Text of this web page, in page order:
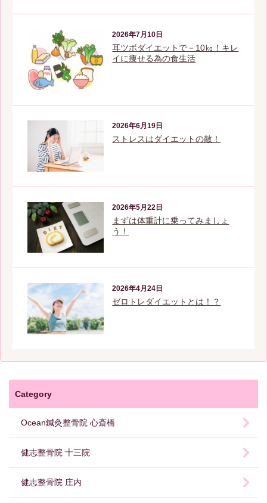
2026年7月10日
耳ツボダイエットで－10㎏！キレ
イに痩せる為の食生活
2026年6月19日
ストレスはダイエットの敵！
2026年5月22日
まずは体重計に乗ってみましょ
う！
2026年4月24日
ゼロトレダイエットとは！？
Category
Ocean鍼灸整骨院 心斎橋
健志整骨院 十三院
健志整骨院 庄内